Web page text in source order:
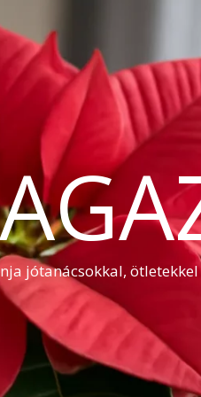
jótanácsokkal, ötletekkel